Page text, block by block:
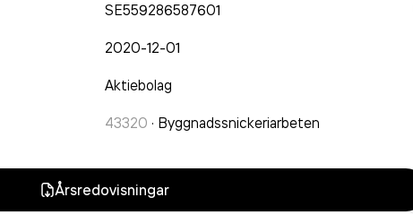
SE559286587601
2020-12-01
Aktiebolag
43320 · Byggnadssnickeriarbeten
Årsredovisningar